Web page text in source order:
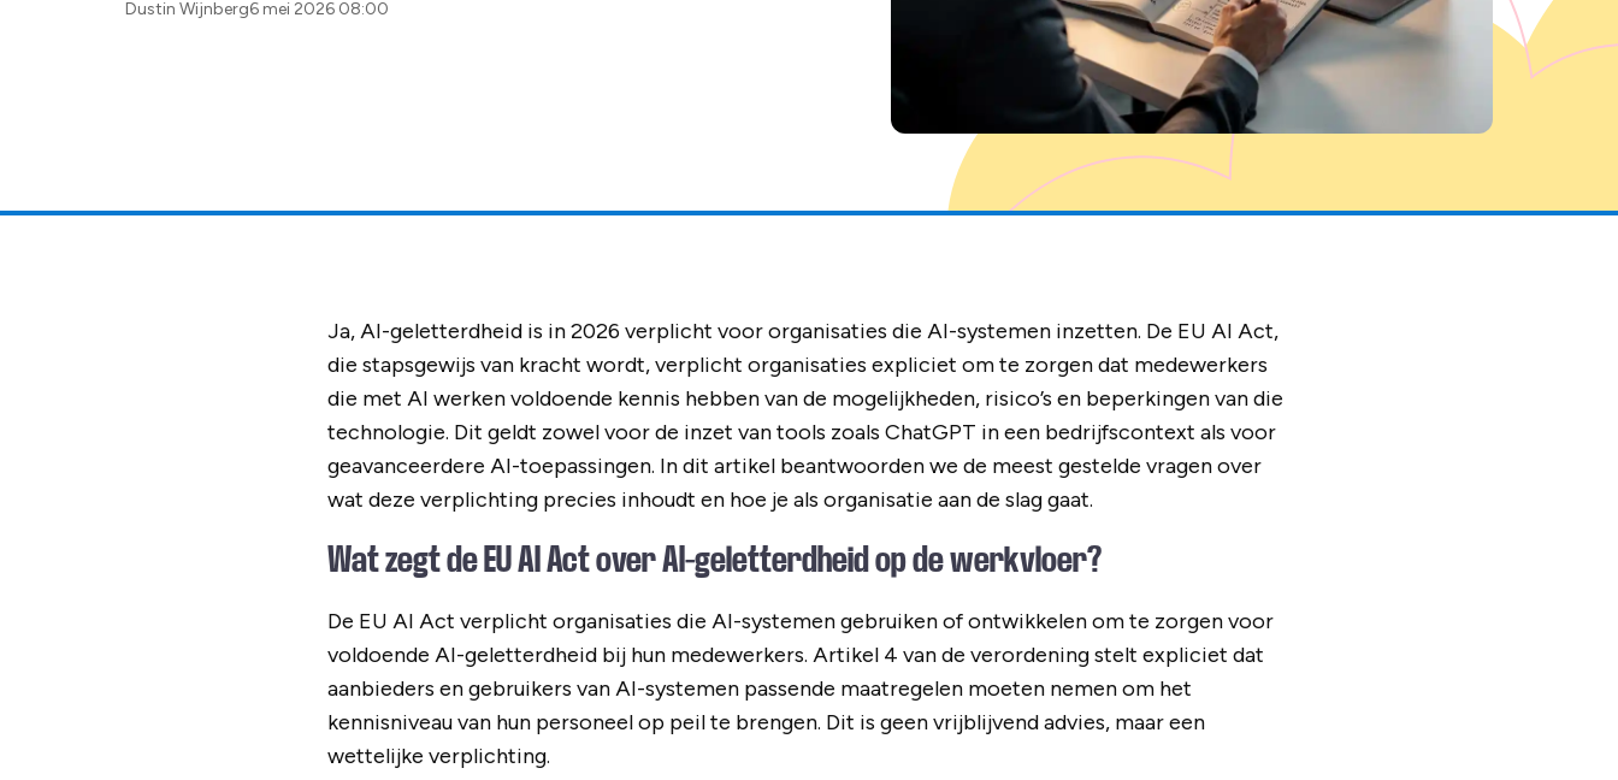
Posted
Dustin Wijnberg6 mei 2026 08:00
Ja, AI-geletterdheid is in 2026 verplicht voor organisaties die AI-systemen inzetten. De EU AI Act,
die stapsgewijs van kracht wordt, verplicht organisaties expliciet om te zorgen dat medewerkers
die met AI werken voldoende kennis hebben van de mogelijkheden, risico’s en beperkingen van die
technologie. Dit geldt zowel voor de inzet van tools zoals ChatGPT in een bedrijfscontext als voor
geavanceerdere AI-toepassingen. In dit artikel beantwoorden we de meest gestelde vragen over
wat deze verplichting precies inhoudt en hoe je als organisatie aan de slag gaat.
Wat zegt de EU AI Act over AI-geletterdheid op de werkvloer?
De EU AI Act verplicht organisaties die AI-systemen gebruiken of ontwikkelen om te zorgen voor
voldoende AI-geletterdheid bij hun medewerkers. Artikel 4 van de verordening stelt expliciet dat
aanbieders en gebruikers van AI-systemen passende maatregelen moeten nemen om het
kennisniveau van hun personeel op peil te brengen. Dit is geen vrijblijvend advies, maar een
wettelijke verplichting.